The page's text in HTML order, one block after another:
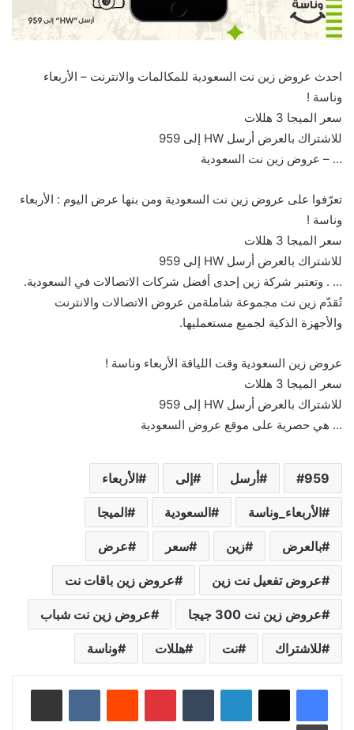
احدث عروض زين نت السعودية للمكالمات والانترنت – الأربعاء
وناسة ! ‏
سعر الميجا 3 هللات
للاشتراك بالعرض أرسل HW إلى 959 ‏⁧‫
… – عروض زين نت السعودية
تعرّفوا على عروض زين نت السعودية ومن بنها عرض اليوم : الأربعاء
وناسة ! ‏
سعر الميجا 3 هللات
للاشتراك بالعرض أرسل HW إلى 959 ‏⁧‫
… . وتعتبر شركة زين إحدى أفضل شركات الاتصالات في السعودية.
تُقدّم زين نت مجموعة شاملةمن عروض الاتصالات والانترنت
والأجهزة الذكية لجميع مستعمليها.
عروض زين السعودية وقت اللياقة الأربعاء وناسة ! ‏
سعر الميجا 3 هللات
للاشتراك بالعرض أرسل HW إلى 959 ‏⁧‫
… هي حصرية على موقع عروض السعودية
959 أرسل إلى الأربعاء
الأربعاء_وناسة‬ السعودية الميجا
بالعرض زين سعر عرض
عروض تفعيل نت زين عروض زين باقات نت
عروض زين نت 300 جيجا عروض زين نت شباب
للاشتراك نت هللات وناسة
لينكدإن بينتيريست